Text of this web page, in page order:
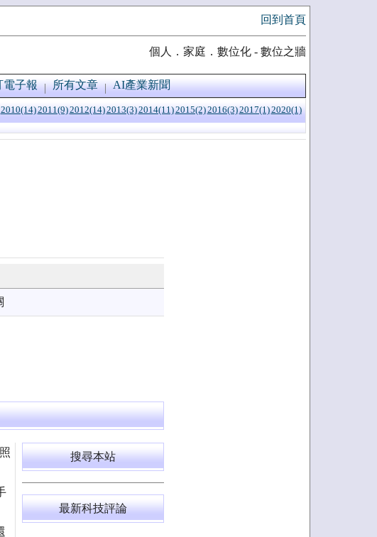
回到首頁
個人．家庭．數位化 - 數位之牆
電子報 所有文章 AI產業新聞
2010(14)2011(9)2012(14)2013(3)2014(11)2015(2)2016(3)2017(1)2020(1)
搜尋本站
最新科技評論